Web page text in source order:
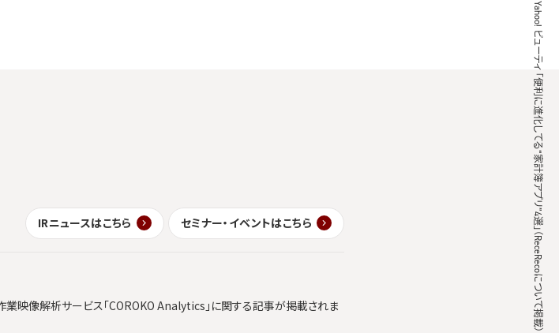
Yahoo! ビューティ 「便利に進化してる“家計簿アプリ”4選」（ReceRecoについて掲載）
IRニュースはこちら セミナー・イベントはこちら
映像解析サービス「COROKO Analytics」に関する記事が掲載されま